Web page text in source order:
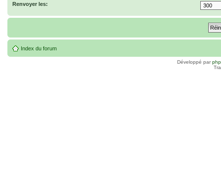
Renvoyer les:
Index du forum
Développé par